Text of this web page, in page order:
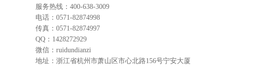
服务热线：400-638-3009
电话：0571-82874998
传真：0571-82874997
QQ：1428272929
微信：ruidundianzi
地址：浙江省杭州市萧山区市心北路156号宁安大厦